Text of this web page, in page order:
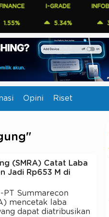
I-GRADE
5.34%
INFOBANK15
Opini Riset
(SMRA) Catat Laba
Jadi Rp653 M di
PT Summarecon
mencetak laba
dapat diatribusikan